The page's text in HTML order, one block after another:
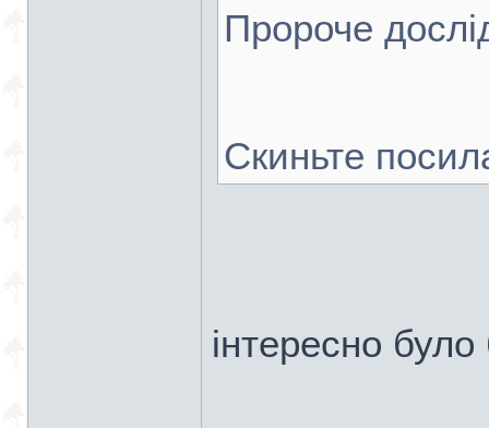
Пророче
Скиньте
інтересно